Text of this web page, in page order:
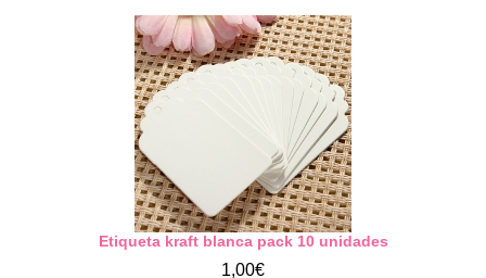
Etiqueta kraft blanca pack 10 unidades
1,00€